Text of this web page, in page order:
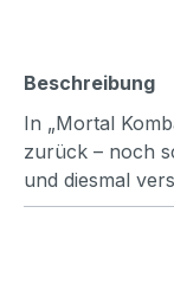
Beschreibung
In „Mortal
zurück – noch
und diesmal